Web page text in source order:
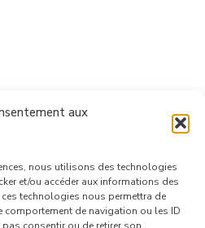
aux
nous utilisons des technologies
et/ou accéder aux informations des
technologies nous permettra de
comportement de navigation ou les ID